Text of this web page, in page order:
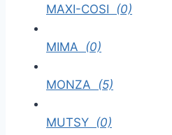
MAXI-COSI (0)
MIMA (0)
MONZA (5)
MUTSY (0)